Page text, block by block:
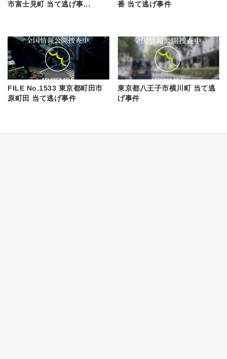
市富士見町 当て逃げ事...
番 当て逃げ事件
FILE No.1533 東京都町田市
原町田 当て逃げ事件
東京都八王子市横川町 当て逃
げ事件